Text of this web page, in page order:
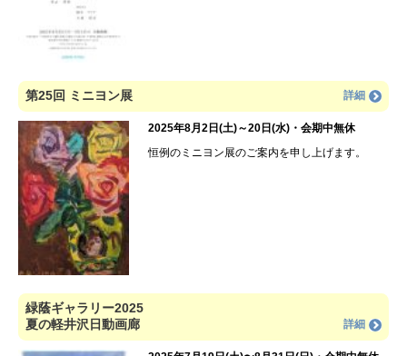
第25回 ミニヨン展 詳細
2025年8月2日(土)～20日(水)・会期中無休
恒例のミニヨン展のご案内を申し上げます。
緑蔭ギャラリー2025
夏の軽井沢日動画廊
詳細